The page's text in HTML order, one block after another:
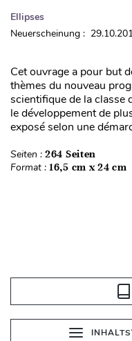
Ellipses
Neuerscheinung :
Cet ouvrage a pour but
thèmes du nouveau
scientifique de la classe
le développement de
exposé selon une
Seiten : 264 Seiten
Format : 16,5 cm x 24 cm